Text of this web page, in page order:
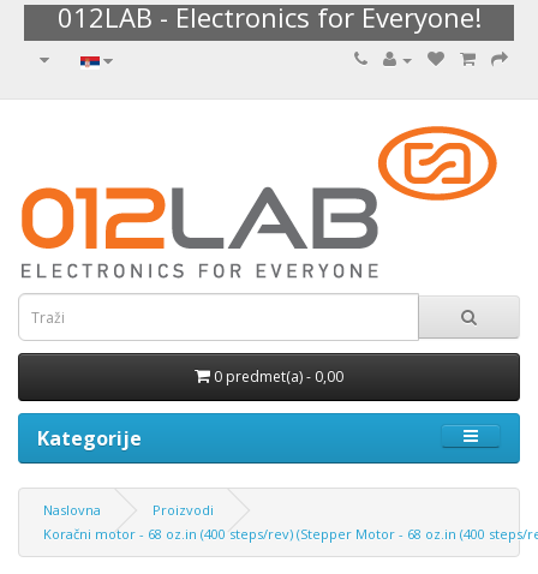
012LAB - Electronics for Everyone!
0 predmet(a) - 0,00
Kategorije
Naslovna
Proizvodi
Koračni motor - 68 oz.in (400 steps/rev) (Stepper Motor - 68 oz.in (400 steps/